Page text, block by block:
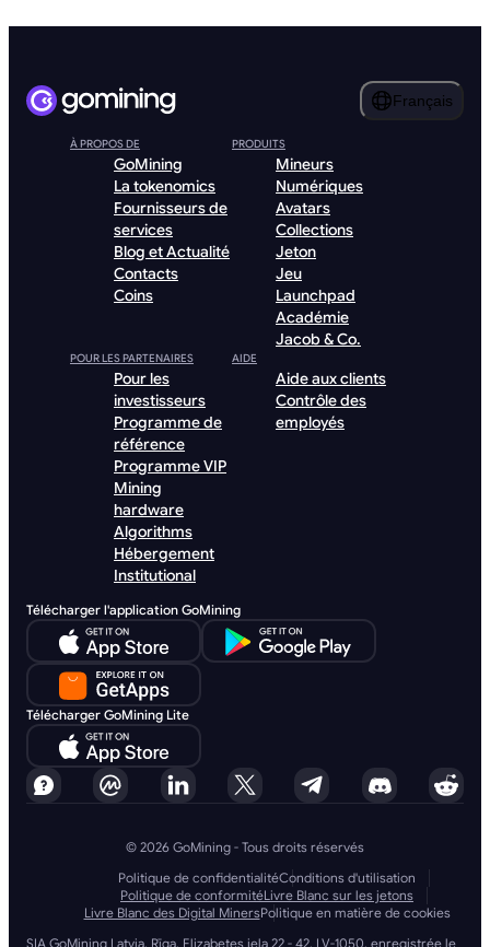
Français
À PROPOS DE
GoMining
La tokenomics
Fournisseurs de
services
Blog et Actualité
Contacts
Coins
PRODUITS
Mineurs
Numériques
Avatars
Collections
Jeton
Jeu
Launchpad
Académie
Jacob & Co.
POUR LES PARTENAIRES
Pour les
investisseurs
Programme de
référence
Programme VIP
Mining
hardware
Algorithms
Hébergement
Institutional
AIDE
Aide aux clients
Contrôle des
employés
Télécharger l'application GoMining
Télécharger GoMining Lite
© 2026 GoMining - Tous droits réservés
Politique de confidentialitéConditions d'utilisation
Politique de conformitéLivre Blanc sur les jetons
Livre Blanc des Digital MinersPolitique en matière de cookies
SIA GoMining Latvia, Rīga, Elizabetes iela 22 - 42, LV-1050, enregistrée le